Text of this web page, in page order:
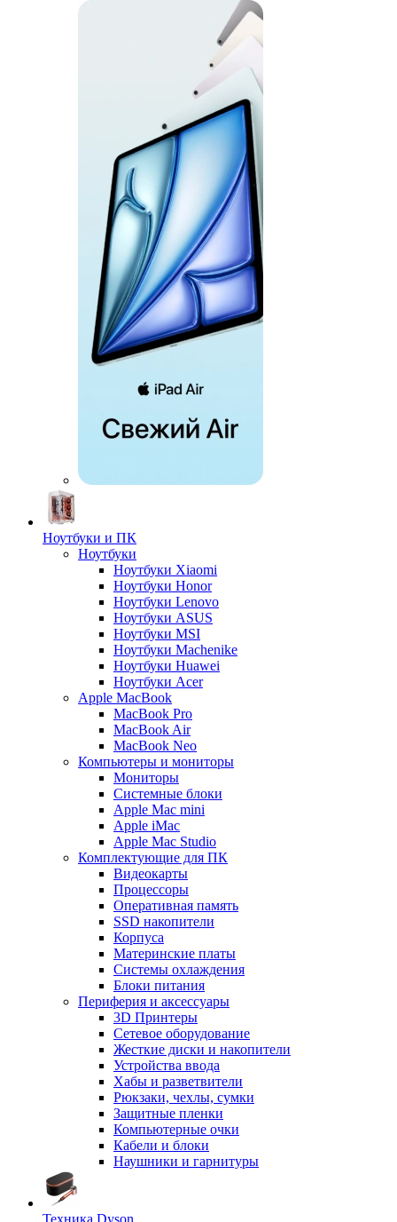
Ноутбуки и ПК
Ноутбуки
Ноутбуки Xiaomi
Ноутбуки Honor
Ноутбуки Lenovo
Ноутбуки ASUS
Ноутбуки MSI
Ноутбуки Machenike
Ноутбуки Huawei
Ноутбуки Acer
Apple MacBook
MacBook Pro
MacBook Air
MacBook Neo
Компьютеры и мониторы
Мониторы
Системные блоки
Apple Mac mini
Apple iMac
Apple Mac Studio
Комплектующие для ПК
Видеокарты
Процессоры
Оперативная память
SSD накопители
Корпуса
Материнские платы
Системы охлаждения
Блоки питания
Периферия и аксессуары
3D Принтеры
Сетевое оборудование
Жесткие диски и накопители
Устройства ввода
Хабы и разветвители
Рюкзаки, чехлы, сумки
Защитные пленки
Компьютерные очки
Кабели и блоки
Наушники и гарнитуры
Техника Dyson